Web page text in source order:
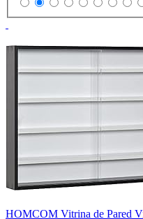
HOMCOM Vitrina de Pared